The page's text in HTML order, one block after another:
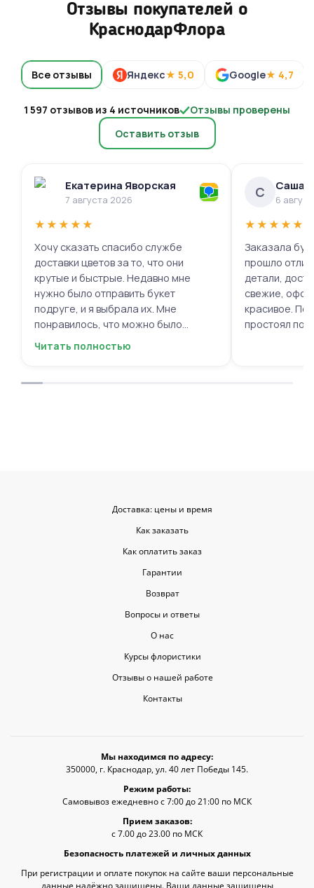
Отзывы покупателей о
КраснодарФлора
Все отзывы Яндекс★ 5,0 Google★ 4,7
1 597 отзывов из 4 источников
Отзывы проверены
Оставить отзыв
Екатерина Яворская
7 августа 2026
★★★★★
Хочу сказать спасибо службе
доставки цветов за то, что они
крутые и быстрые. Недавно мне
нужно было отправить букет
подруге, и я выбрала их. Мне
понравилось, что можно было
выбрать цветы и оформить заказ
время, и цветы были свежие и
Читать полностью
С Саша
6
★★★★★
Заказала
прошло
детали,
свежие,
красивое.
простоял
Доставка: цены и время
Как заказать
Как оплатить заказ
Гарантии
Возврат
Вопросы и ответы
О нас
Курсы флористики
Отзывы о нашей работе
Контакты
Мы находимся по адресу:
350000, г. Краснодар, ул. 40 лет Победы 145.
Режим работы:
Самовывоз ежедневно с 7:00 до 21:00 по МСК
Прием заказов:
с 7.00 до 23.00 по МСК
Безопасность платежей и личных данных
При регистрации и оплате покупок на сайте ваши персональные
данные надёжно защищены. Ваши данные защищены